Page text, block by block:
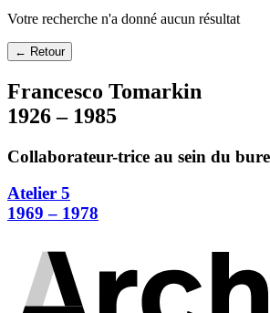
Votre recherche n'a donné aucun résultat
← Retour
Francesco Tomarkin
1926 – 1985
Collaborateur-trice au sein du
Atelier 5
1969 – 1978